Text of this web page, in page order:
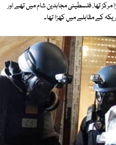
تھا، فلسطینی مجاہدین شام میں تھے اور
کے مقابلے میں کھڑا تھا۔